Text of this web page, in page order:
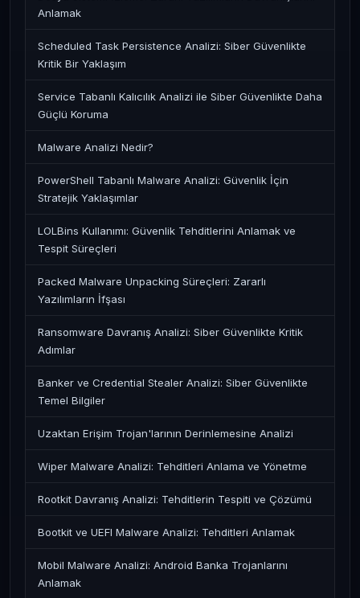
Anlamak
Scheduled Task Persistence Analizi: Siber Güvenlikte
Kritik Bir Yaklaşım
Service Tabanlı Kalıcılık Analizi ile Siber Güvenlikte Daha
Güçlü Koruma
Malware Analizi Nedir?
PowerShell Tabanlı Malware Analizi: Güvenlik İçin
Stratejik Yaklaşımlar
LOLBins Kullanımı: Güvenlik Tehditlerini Anlamak ve
Tespit Süreçleri
Packed Malware Unpacking Süreçleri: Zararlı
Yazılımların İfşası
Ransomware Davranış Analizi: Siber Güvenlikte Kritik
Adımlar
Banker ve Credential Stealer Analizi: Siber Güvenlikte
Temel Bilgiler
Uzaktan Erişim Trojan'larının Derinlemesine Analizi
Wiper Malware Analizi: Tehditleri Anlama ve Yönetme
Rootkit Davranış Analizi: Tehditlerin Tespiti ve Çözümü
Bootkit ve UEFI Malware Analizi: Tehditleri Anlamak
Mobil Malware Analizi: Android Banka Trojanlarını
Anlamak